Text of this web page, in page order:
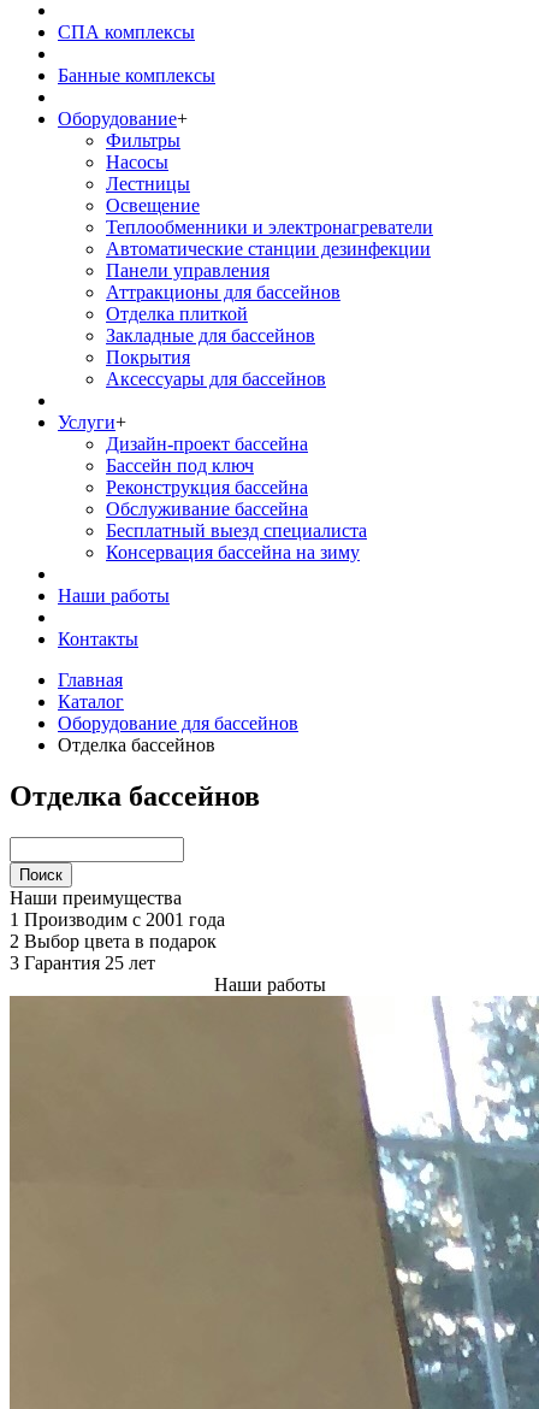
СПА комплексы
Банные комплексы
Оборудование+
Фильтры
Насосы
Лестницы
Освещение
Теплообменники и электронагреватели
Автоматические станции дезинфекции
Панели управления
Аттракционы для бассейнов
Отделка плиткой
Закладные для бассейнов
Покрытия
Аксессуары для бассейнов
Услуги+
Дизайн-проект бассейна
Бассейн под ключ
Реконструкция бассейна
Обслуживание бассейна
Бесплатный выезд специалиста
Консервация бассейна на зиму
Наши работы
Контакты
Главная
Каталог
Оборудование для бассейнов
Отделка бассейнов
Отделка бассейнов
Наши преимущества
1 Производим с 2001 года
2 Выбор цвета в подарок
3 Гарантия 25 лет
Наши работы